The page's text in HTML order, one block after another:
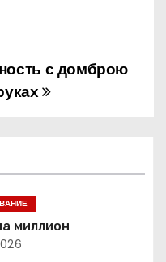
с домброю
миллион